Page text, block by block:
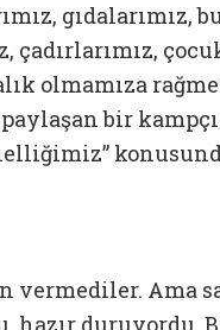
gıdalarımız,
çadırlarımız,
olmamıza
bir
vermediler. Ama
hazır duruyordu.